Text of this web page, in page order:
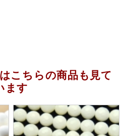
こちらの商品も見て
ます